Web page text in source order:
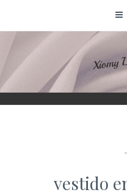
contenido
XIOMY
vestido